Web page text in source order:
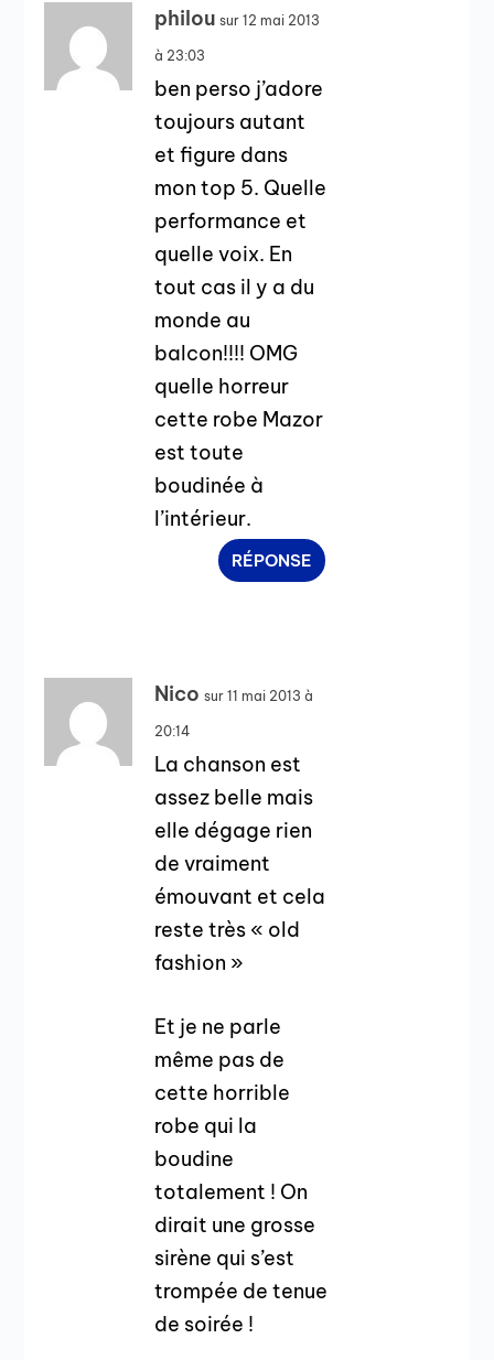
philou sur 12 mai 2013
à 23:03
ben perso j’adore
toujours autant
et figure dans
mon top 5. Quelle
performance et
quelle voix. En
tout cas il y a du
monde au
balcon!!!! OMG
quelle horreur
cette robe Mazor
est toute
boudinée à
l’intérieur.
RÉPONSE
Nico sur 11 mai 2013 à
20:14
La chanson est
assez belle mais
elle dégage rien
de vraiment
émouvant et cela
reste très « old
fashion »
Et je ne parle
même pas de
cette horrible
robe qui la
boudine
totalement ! On
dirait une grosse
sirène qui s’est
trompée de tenue
de soirée !